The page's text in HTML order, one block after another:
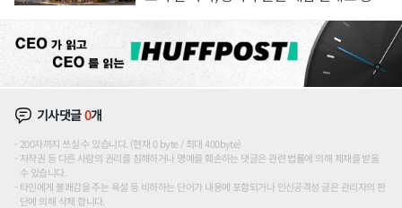
기사댓글0개
200자까지 쓰실 수 있습니다. (현재 0 byte / 최대 400byte)
저작권 등 다른 사람의 권리를 침해하거나 명예를 훼손하는 댓글은 관련 법률에 의해 제재를 받을
수 있습니다.
타인에게 불쾌감을 주는 욕설 등 비하하는 단어가 내용에 포함되거나 인신공격성 글은 관리자의 판
단에 의해 삭제 합니다.